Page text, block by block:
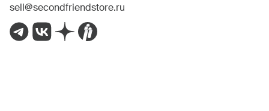
sell@secondfriendstore.ru